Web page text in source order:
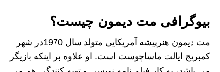
بیوگرافی مت دیمون چیست؟
مت دیمون هنرپیشه آمریکایی متولد سال 1970در شهر
کمبریج ایالت ماساچوست است. او علاوه بر اینکه بازیگر